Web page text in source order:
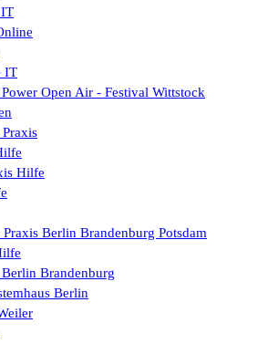
IT
Open Air - Festival Wittstock
Hilfe
Berlin Brandenburg Potsdam
Brandenburg
Berlin